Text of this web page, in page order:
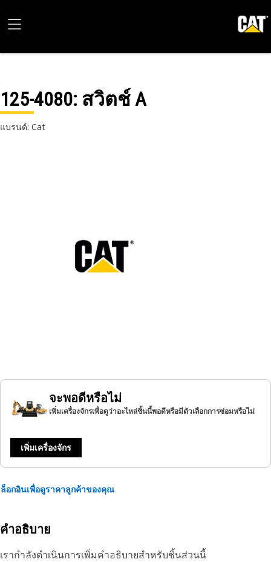
125-4080: สวิตช์ A
แบรนด์: Cat
จะพอดีหรือไม่
เพิ่มเครื่องจักรเพื่อดูว่าอะไหล่ชิ้นนี้พอดีหรือมีตัวเลือกการซ่อมหรือไม่
เพิ่มเครื่องจักร
ล็อกอินเพื่อดูราคาลูกค้าของคุณ
คำอธิบาย
เรากำลังดำเนินการเพิ่มคำอธิบายสำหรับชิ้นส่วนนี้